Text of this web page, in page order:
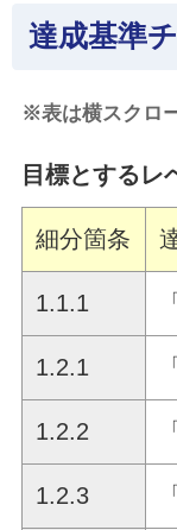
達成基準
※表は横スクロ
目標とするレ
細分箇条
1.1.1
1.2.1
1.2.2
1.2.3